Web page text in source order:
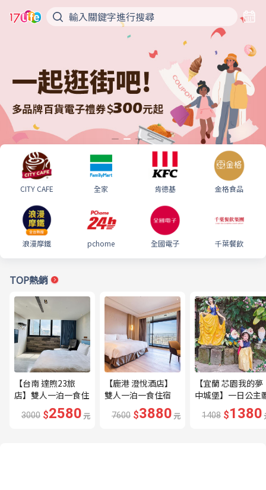
CITY CAFE 全家 肯德基 金格食品
浪漫摩鐵 pchome 全國電子 千葉餐飲
TOP熱銷
【台南 達煦23旅
店】雙人一泊一食住
宿券---🔥近海安路
商圈🔥
3000 $2580元
【鹿港 澄悅酒店】
雙人一泊一食住宿
券---🔥平日限量升
等家庭房、贈兩小🔥
7600 $3880元
【宜蘭 芯園我的夢
中城堡】一日公主
驗券---🔥含歐式下
午茶及換裝🔥
1408 $1380